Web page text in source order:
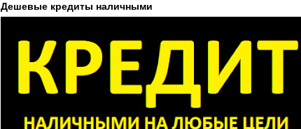
Дешевые кредиты наличными